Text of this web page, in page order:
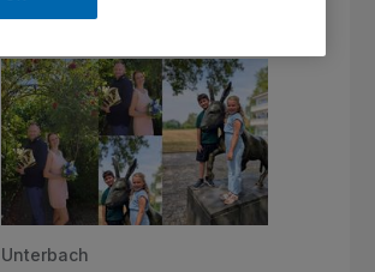
Die karnevalistische Vorfreude ist riesengroß
Unterbach